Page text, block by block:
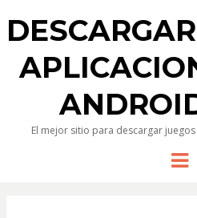
El mejor sitio para descargar